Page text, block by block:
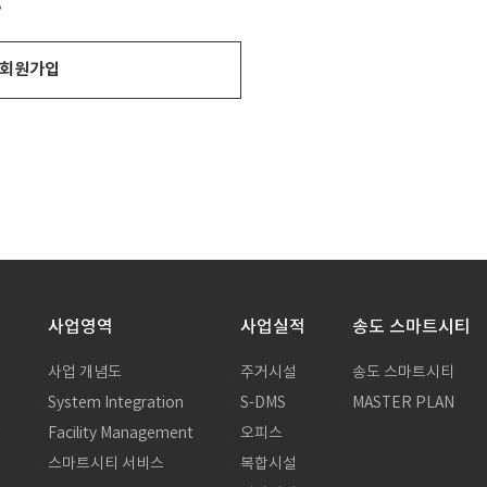
회원가입
사업영역
사업 개념도
System Integration
Facility Management
스마트시티 서비스
사업실적
주거시설
S-DMS
오피스
복합시설
송도 스마트시티
송도 스마트시티
MASTER PLAN